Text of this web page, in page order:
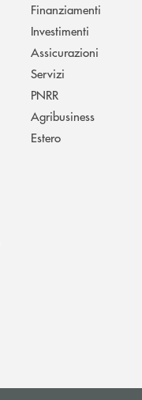
Finanziamenti
Investimenti
Assicurazioni
Servizi
PNRR
Agribusiness
Estero